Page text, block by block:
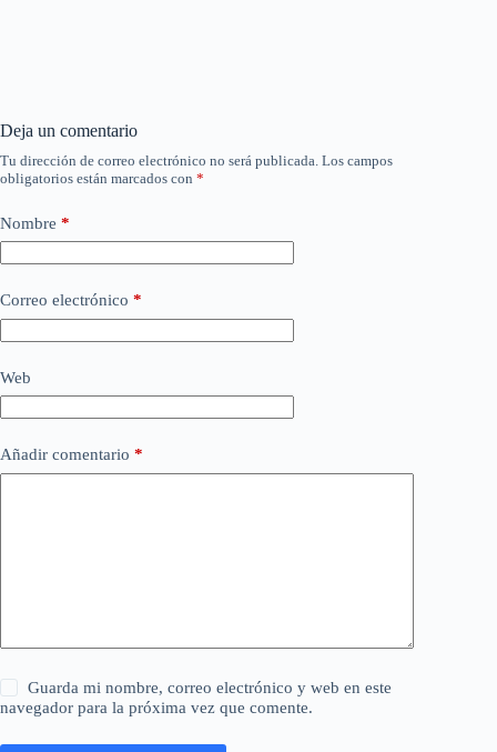
Deja un comentario
Tu dirección de correo electrónico no será publicada. Los campos
obligatorios están marcados con *
Nombre *
Correo electrónico *
Web
Añadir comentario *
Guarda mi nombre, correo electrónico y web en este
navegador para la próxima vez que comente.